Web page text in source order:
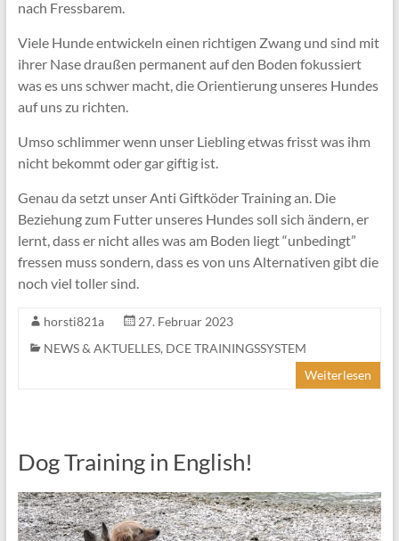
nach Fressbarem.
Viele Hunde entwickeln einen richtigen Zwang und sind mit
ihrer Nase draußen permanent auf den Boden fokussiert
was es uns schwer macht, die Orientierung unseres Hundes
auf uns zu richten.
Umso schlimmer wenn unser Liebling etwas frisst was ihm
nicht bekommt oder gar giftig ist.
Genau da setzt unser Anti Giftköder Training an. Die
Beziehung zum Futter unseres Hundes soll sich ändern, er
lernt, dass er nicht alles was am Boden liegt “unbedingt”
fressen muss sondern, dass es von uns Alternativen gibt die
noch viel toller sind.
horsti821a
27. Februar 2023
NEWS & AKTUELLES, DCE TRAININGSSYSTEM
Weiterlesen
Dog Training in English!